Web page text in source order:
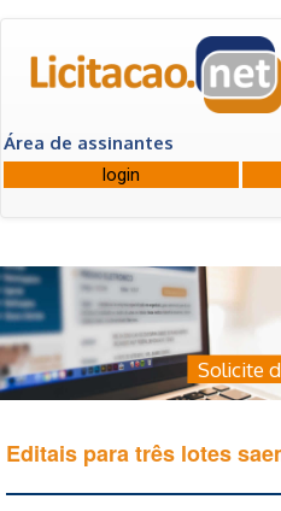
Área de assinantes
Solicite
Editais para três lotes